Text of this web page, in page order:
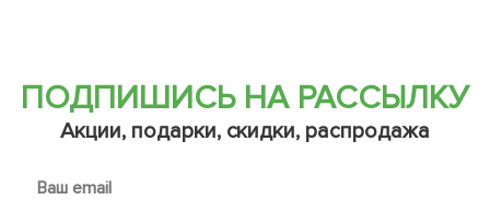
ПОДПИШИСЬ НА РАССЫЛКУ
Акции, подарки, скидки, распродажа